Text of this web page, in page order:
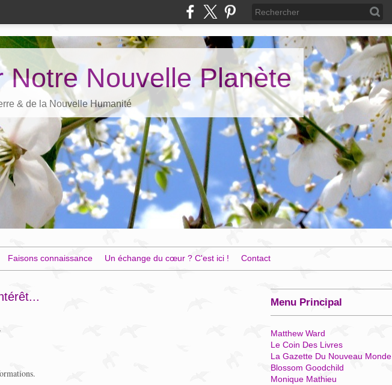
Notre Nouvelle Planète
& de la Nouvelle Humanité
Faisons connaissance Un échange du cœur ? C'est ici ! Contact
Menu Principal
Matthew Ward
Le Coin Des Livres
La Gazette Du Nouveau Monde
Blossom Goodchild
Monique Mathieu